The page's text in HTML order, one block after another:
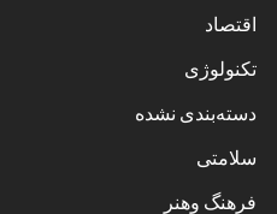
اقتصاد
تکنولوژی
دسته‌بندی نشده
سلامتی
فرهنگ وهنر